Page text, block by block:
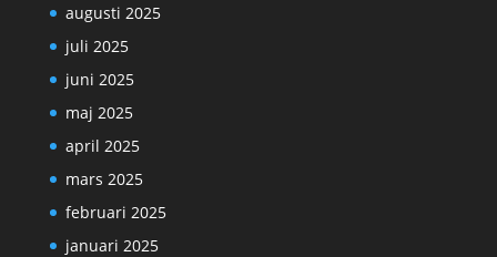
augusti 2025
juli 2025
juni 2025
maj 2025
april 2025
mars 2025
februari 2025
januari 2025